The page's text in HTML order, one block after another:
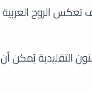
تعكس الروح العربية
التقليدية يُمكن أن